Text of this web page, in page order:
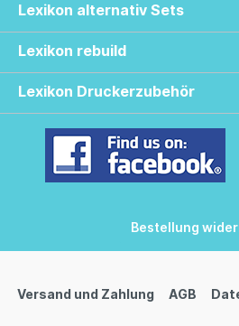
Lexikon alternativ Sets
Lexikon rebuild
Lexikon Druckerzubehör
Bestellung
Versand und Zahlung AGB